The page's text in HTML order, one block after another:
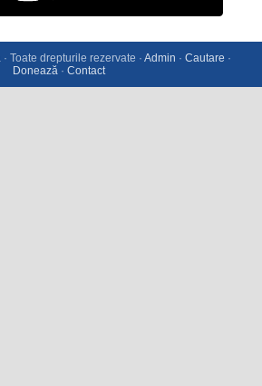
Toate drepturile rezervate · Admin · Cautare ·
Donează · Contact